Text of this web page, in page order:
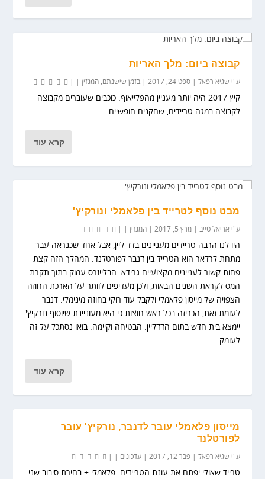
קבוצה ביום: מלך האריות
ע"י שגיא רפאל |ספט 24, 2017 |בזמן שישנתם,המגזין
קיץ 2017 היה יותר מעניין מהפלייאוף. כוכבים שעוברים מקבוצה
לקבוצה במגה טריידים, שחקנים חופשיים...
קרא עוד
מבט נוסף לטרייד בין פלאמלי ונורקיץ'
ע"י אריאל טייב |מרץ 5, 2017 |המגזין
היו לנו הרבה טריידים מעניינים בדד ליין, אבל אחד שכנראה עבר
מתחת לרדאר הוא הטרייד בין דנבר לפורטלנד. המהלך הזה קצת
פחות קשור לעניינים מקצועיים גרידא. הבלייזרס עמוק בתוך תקרת
המס לקראת השנים הבאות, ולכן מעדיפים לוותר על הארכת החוזה
הצפויה של מייסון פלאמלי ולקבל עוד רוקי בחוזה מינימלי. דנבר
לעומת זאת, הכריזה בכל ראש חוצות כי היא מעוניינת שיוסוף נורקיץ'
יימצא בית חדש בתום הדדליין. הבטיחה וקיימה. בואו נסתכל על זה
לעומק.
קרא עוד
מייסון פלאמלי עובר לדנבר, נורקיץ' עובר
לפורטלנד
ע"י שגיא רפאל |פבר 12, 2017 |עדכונים
טרייד שאולי יפתח את עונת הטריידים. פלאמלי + בחירת סיבוב שני